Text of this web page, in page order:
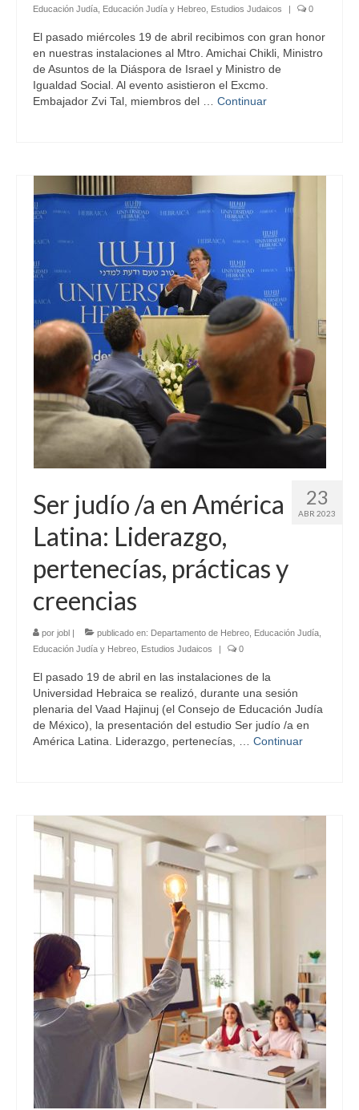
Educación Judía Educación Judía y Hebreo Estudios Judaicos | 0
El pasado miércoles 19 de abril recibimos con gran honor
en nuestras instalaciones al Mtro. Amichai Chikli, Ministro
de Asuntos de la Diáspora de Israel y Ministro de
Igualdad Social. Al evento asistieron el Excmo.
Embajador Zvi Tal, miembros del … Continuar
23
ABR 2023
Ser judío /a en América
Latina: Liderazgo,
pertenecías, prácticas y
creencias
por jobl | publicado en: Departamento de Hebreo Educación Judía
Educación Judía y Hebreo Estudios Judaicos | 0
El pasado 19 de abril en las instalaciones de la
Universidad Hebraica se realizó, durante una sesión
plenaria del Vaad Hajinuj (el Consejo de Educación Judía
de México), la presentación del estudio Ser judío /a en
América Latina. Liderazgo, pertenecías, … Continuar